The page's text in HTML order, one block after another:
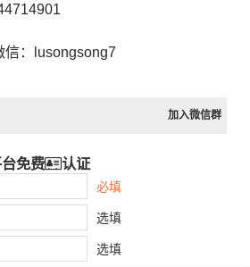
信：lusongsong7
加入微信群
免费 认证
必填
选填
选填